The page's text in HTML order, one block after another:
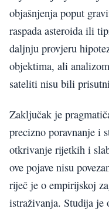
objašnjenja poput
raspada asteroida ili
daljnju provjeru
objektima, ali
sateliti nisu bili
Zaključak je
precizno poravnanje i
otkrivanje rijetkih i
ove pojave nisu
riječ je o empirijskoj
istraživanja. Studija je